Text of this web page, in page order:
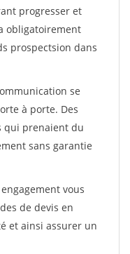
progresser et
obligatoirement
prospectsion dans
se
à porte. Des
qui prenaient du
sans garantie
vous
de devis en
et ainsi assurer un